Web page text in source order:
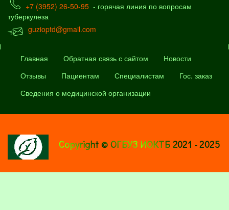
+7 (3952) 26-50-95 - горячая линия по вопросам
туберкулеза
guzioptd@gmail.com
Главная Обратная связь с сайтом
Новости
Отзывы
Пациентам Специалистам
Гос. заказ
Сведения о медицинской организации
Copyright © ОГБУЗ ИОКТБ 2021 - 2025